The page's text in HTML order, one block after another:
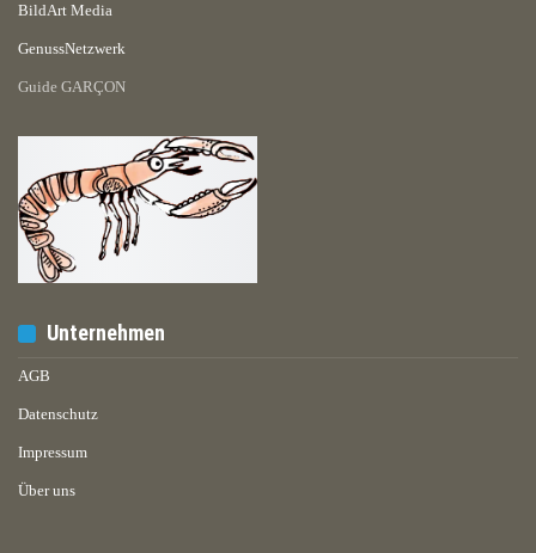
BildArt Media
GenussNetzwerk
Guide GARÇON
Unternehmen
AGB
Datenschutz
Impressum
Über uns